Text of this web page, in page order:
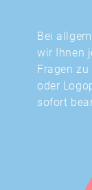
Bei
wir Ihnen
Fragen
oder
sofort